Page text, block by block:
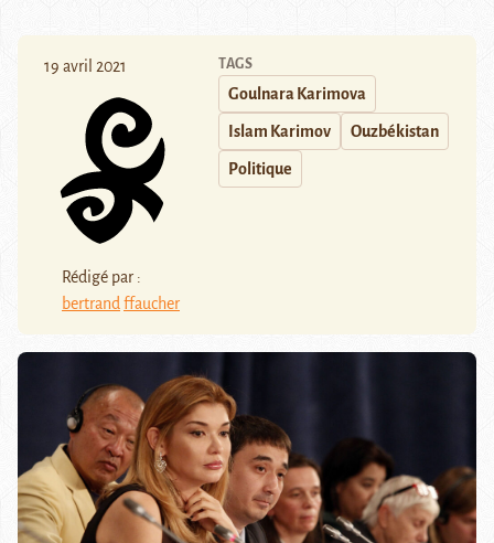
19 avril 2021
Rédigé par :
bertrand ffaucher
TAGS
Goulnara Karimova
Islam Karimov Ouzbékistan
Politique